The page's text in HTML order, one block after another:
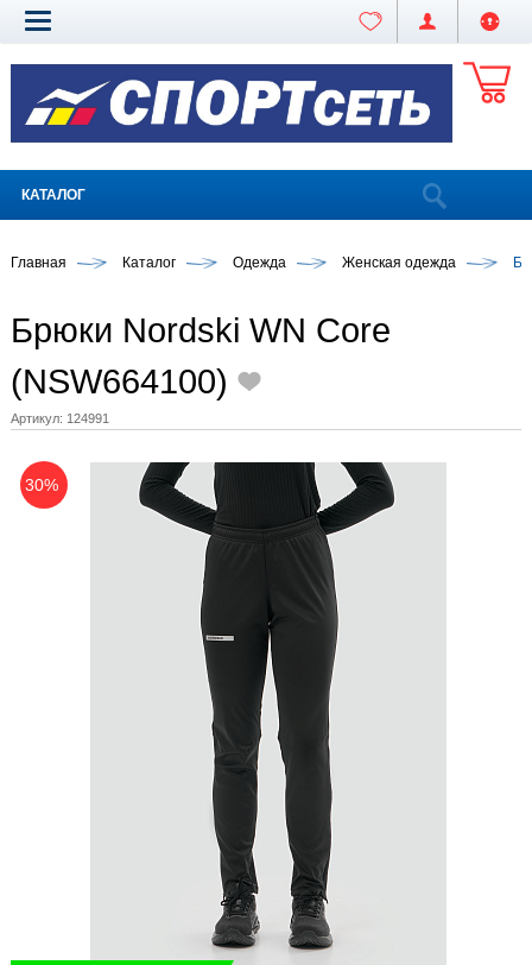
КАТАЛОГ
Главная Каталог Одежда Женская одежда
Брюки Nordski WN Core
(NSW664100)
Артикул: 124991
30%